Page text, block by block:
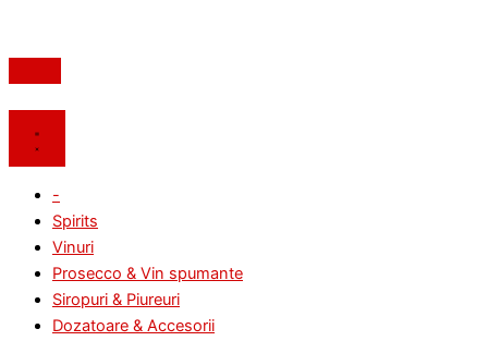
-
Spirits
Vinuri
Prosecco & Vin spumante
Siropuri & Piureuri
Dozatoare & Accesorii